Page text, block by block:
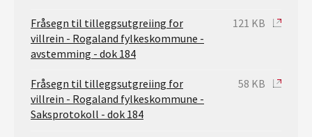
Fråsegn til tilleggsutgreiing for
villrein - Rogaland fylkeskommune -
avstemming - dok 184
121 KB
Fråsegn til tilleggsutgreiing for
villrein - Rogaland fylkeskommune -
Saksprotokoll - dok 184
58 KB